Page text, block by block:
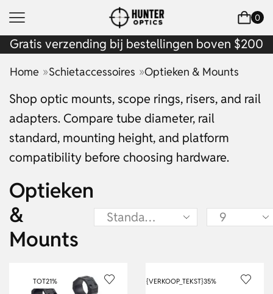
0
Gratis verzending bij bestellingen boven $200
Home »Schietaccessoires »Optieken & Mounts
Shop optic mounts, scope rings, risers, and rail
adapters. Compare tube diameter, rail
standard, mounting height, and platform
compatibility before choosing hardware.
Optieken
&
Mounts
TOT21% {VERKOOP_TEKST}35%